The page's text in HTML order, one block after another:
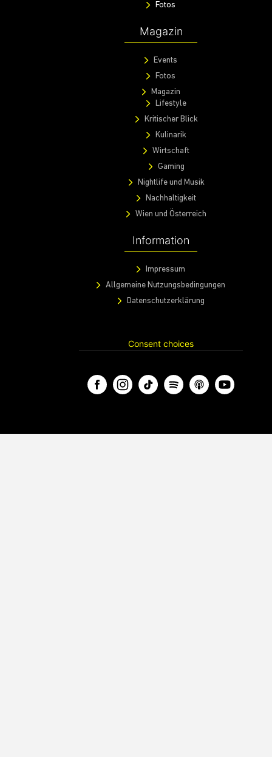
Fotos
Magazin
Events
Fotos
Magazin
Lifestyle
Kritischer Blick
Kulinarik
Wirtschaft
Gaming
Nightlife und Musik
Nachhaltigkeit
Wien und Österreich
Information
Impressum
Allgemeine Nutzungsbedingungen
Datenschutzerklärung
Consent choices